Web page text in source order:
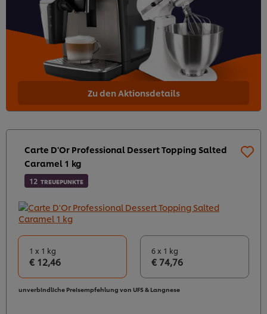
Zu den Aktionsdetails
Carte D'Or Professional Dessert Topping Salted
Caramel 1 kg
12 TREUEPUNKTE
1 x 1 kg
€ 12,46
6 x 1 kg
€ 74,76
unverbindliche Preisempfehlung von UFS & Langnese